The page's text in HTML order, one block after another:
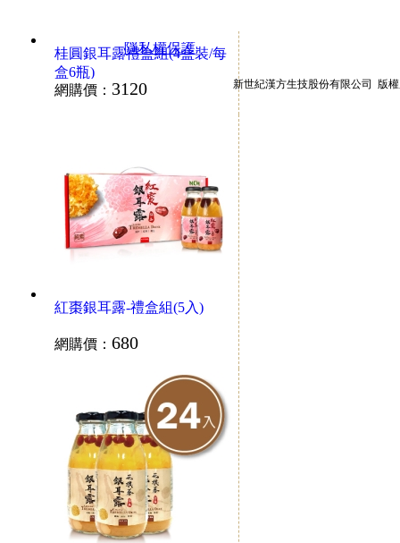
桂圓銀耳露禮盒組(4盒裝/每
盒6瓶)
網購價： 3120
紅棗銀耳露-禮盒組(5入)
網購價： 680
隱私權保護
新世紀漢方生技股份有限公司 版